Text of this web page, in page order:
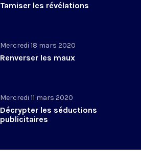
Tamiser les révélations
Mercredi 18 mars 2020
Renverser les maux
Mercredi 11 mars 2020
Décrypter les séductions
publicitaires